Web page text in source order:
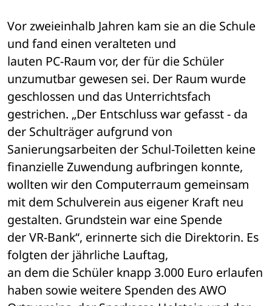
Vor zweieinhalb Jahren kam sie an die Schule
und fand einen veralteten und
lauten PC-Raum vor, der für die Schüler
unzumutbar gewesen sei. Der Raum wurde
geschlossen und das Unterrichtsfach
gestrichen. „Der Entschluss war gefasst - da
der Schulträger aufgrund von
Sanierungsarbeiten der Schul-Toiletten keine
finanzielle Zuwendung aufbringen konnte,
wollten wir den Computerraum gemeinsam
mit dem Schulverein aus eigener Kraft neu
gestalten. Grundstein war eine Spende
der VR-Bank“, erinnerte sich die Direktorin. Es
folgten der jährliche Lauftag,
an dem die Schüler knapp 3.000 Euro erlaufen
haben sowie weitere Spenden des AWO